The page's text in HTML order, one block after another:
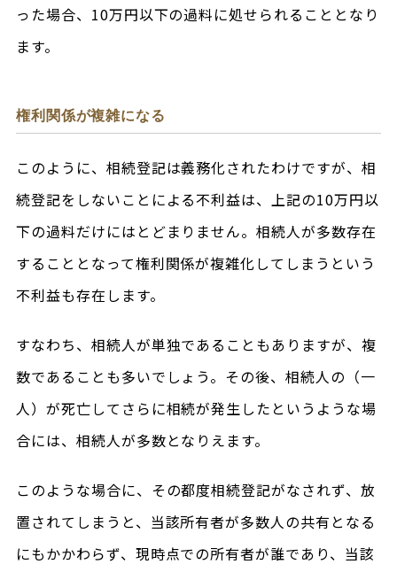
った場合、10万円以下の過料に処せられることとなり
ます。
権利関係が複雑になる
このように、相続登記は義務化されたわけですが、相
続登記をしないことによる不利益は、上記の10万円以
下の過料だけにはとどまりません。相続人が多数存在
することとなって権利関係が複雑化してしまうという
不利益も存在します。
すなわち、相続人が単独であることもありますが、複
数であることも多いでしょう。その後、相続人の（一
人）が死亡してさらに相続が発生したというような場
合には、相続人が多数となりえます。
このような場合に、その都度相続登記がなされず、放
置されてしまうと、当該所有者が多数人の共有となる
にもかかわらず、現時点での所有者が誰であり、当該